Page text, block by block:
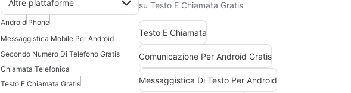
Altre piattaforme
AndroidiPhone
Messaggistica Mobile Per Android
Secondo Numero Di Telefono Gratis
Chiamata Telefonica
Testo E Chiamata Gratis
su Testo E Chiamata Gratis
Testo E Chiamata
Comunicazione Per Android Gratis
Messaggistica Di Testo Per Android